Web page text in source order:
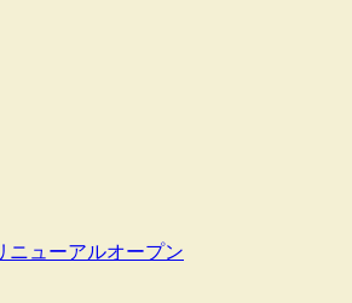
ニューアルオープン